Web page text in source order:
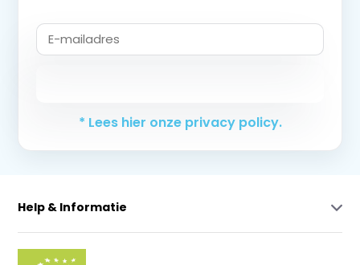
* Lees hier onze privacy policy.
Help & Informatie